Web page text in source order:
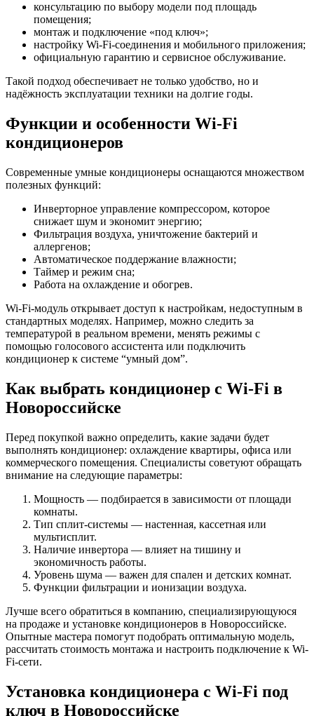
консультацию по выбору модели под площадь
помещения;
монтаж и подключение «под ключ»;
настройку Wi-Fi-соединения и мобильного приложения;
официальную гарантию и сервисное обслуживание.
Такой подход обеспечивает не только удобство, но и
надёжность эксплуатации техники на долгие годы.
Функции и особенности Wi-Fi
кондиционеров
Современные умные кондиционеры оснащаются множеством
полезных функций:
Инверторное управление компрессором, которое
снижает шум и экономит энергию;
Фильтрация воздуха, уничтожение бактерий и
аллергенов;
Автоматическое поддержание влажности;
Таймер и режим сна;
Работа на охлаждение и обогрев.
Wi-Fi-модуль открывает доступ к настройкам, недоступным в
стандартных моделях. Например, можно следить за
температурой в реальном времени, менять режимы с
помощью голосового ассистента или подключить
кондиционер к системе “умный дом”.
Как выбрать кондиционер с Wi-Fi в
Новороссийске
Перед покупкой важно определить, какие задачи будет
выполнять кондиционер: охлаждение квартиры, офиса или
коммерческого помещения. Специалисты советуют обращать
внимание на следующие параметры:
Мощность — подбирается в зависимости от площади
комнаты.
Тип сплит-системы — настенная, кассетная или
мультисплит.
Наличие инвертора — влияет на тишину и
экономичность работы.
Уровень шума — важен для спален и детских комнат.
Функции фильтрации и ионизации воздуха.
Лучше всего обратиться в компанию, специализирующуюся
на продаже и установке кондиционеров в Новороссийске.
Опытные мастера помогут подобрать оптимальную модель,
рассчитать стоимость монтажа и настроить подключение к Wi-
Fi-сети.
Установка кондиционера с Wi-Fi под
ключ в Новороссийске